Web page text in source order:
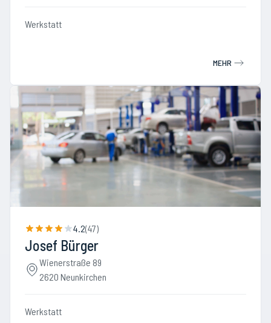
Werkstatt
MEHR
4.2(47)
Josef Bürger
Wienerstraße 89
2620 Neunkirchen
Werkstatt